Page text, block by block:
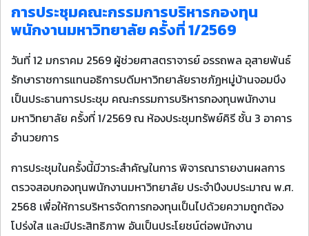
การประชุมคณะกรรมการบริหารกองทุน
พนักงานมหาวิทยาลัย ครั้งที่ 1/2569
วันที่ 12 มกราคม 2569 ผู้ช่วยศาสตราจารย์ อรรถพล อุสายพันธ์
รักษาราชการแทนอธิการบดีมหาวิทยาลัยราชภัฏหมู่บ้านจอมบึง
เป็นประธานการประชุม คณะกรรมการบริหารกองทุนพนักงาน
มหาวิทยาลัย ครั้งที่ 1/2569 ณ ห้องประชุมทรัพย์คิรี ชั้น 3 อาคาร
อำนวยการ
การประชุมในครั้งนี้มีวาระสำคัญในการ พิจารณารายงานผลการ
ตรวจสอบกองทุนพนักงานมหาวิทยาลัย ประจำปีงบประมาณ พ.ศ.
2568 เพื่อให้การบริหารจัดการกองทุนเป็นไปด้วยความถูกต้อง
โปร่งใส และมีประสิทธิภาพ อันเป็นประโยชน์ต่อพนักงาน